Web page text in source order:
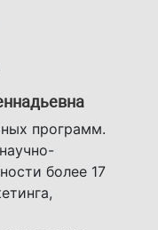
программ.
более 17